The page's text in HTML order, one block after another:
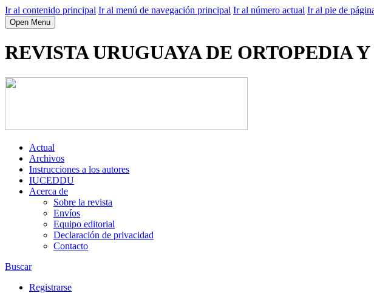
Ir al contenido principal Ir al menú de navegación principal Ir al número actual Ir al pie de
Open Menu
REVISTA URUGUAYA DE ORTOPEDIA
Actual
Archivos
Instrucciones a los autores
IUCEDDU
Acerca de
Sobre la revista
Envíos
Equipo editorial
Declaración de privacidad
Contacto
Buscar
Registrarse